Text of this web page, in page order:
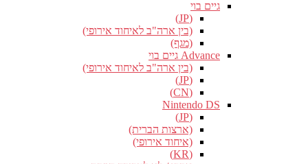
גיים בוי
(JP)
(בין ארה"ב לאיחוד אירופי)
(מגף)
Advance גיים בוי
(בין ארה"ב לאיחוד אירופי)
(JP)
(CN)
Nintendo DS
(JP)
(ארצות הברית)
(איחוד אירופי)
(KR)